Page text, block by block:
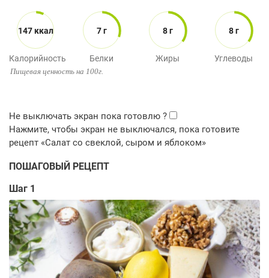
147 ккал
Калорийность
7 г
Белки
8 г
Жиры
8 г
Углеводы
Пищевая ценность на 100г.
ПОШАГОВЫЙ РЕЦЕПТ
Шаг 1